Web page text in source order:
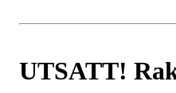
UTSATT!